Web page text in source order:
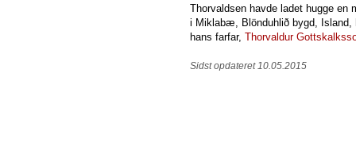
Thorvaldsen havde ladet hugge en
i Miklabæ, Blönduhlið bygd, Island,
hans farfar, Thorvaldur
Sidst opdateret 10.05.2015